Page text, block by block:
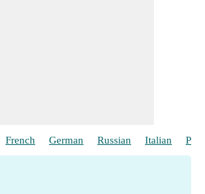
French German Russian Italian